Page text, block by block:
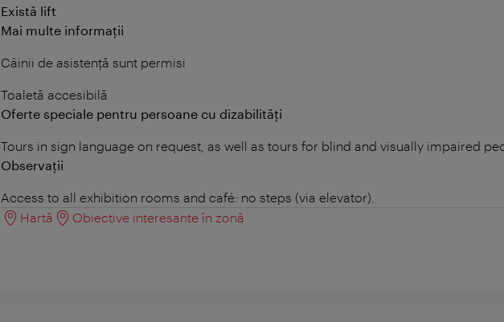
Există lift
Mai multe informații
Câinii de asistență sunt permisi
Toaletă accesibilă
Oferte speciale pentru persoane cu dizabilități
Tours in sign language on request, as well as tours for blind and visually impaired
Observații
Access to all exhibition rooms and café: no steps (via elevator).
Hartă
Obiective interesante în zonă